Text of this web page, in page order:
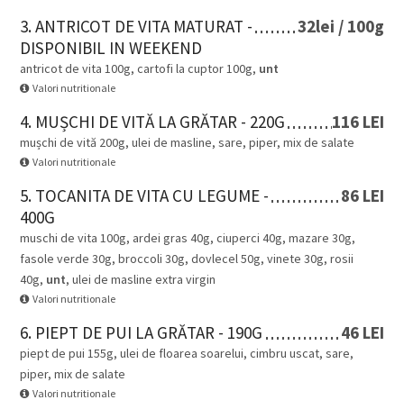
3. ANTRICOT DE VITA MATURAT -
DISPONIBIL IN WEEKEND
antricot de vita 100g, cartofi la cuptor 100g, unt
Valori nutritionale
32lei / 100g
4. MUȘCHI DE VITĂ LA GRĂTAR - 220G
mușchi de vită 200g, ulei de masline, sare, piper, mix de salate
Valori nutritionale
116 LEI
5. TOCANITA DE VITA CU LEGUME -
400G
muschi de vita 100g, ardei gras 40g, ciuperci 40g, mazare 30g,
fasole verde 30g, broccoli 30g, dovlecel 50g, vinete 30g, rosii
40g, unt, ulei de masline extra virgin
Valori nutritionale
86 LEI
6. PIEPT DE PUI LA GRĂTAR - 190G
piept de pui 155g, ulei de floarea soarelui, cimbru uscat, sare,
piper, mix de salate
Valori nutritionale
46 LEI